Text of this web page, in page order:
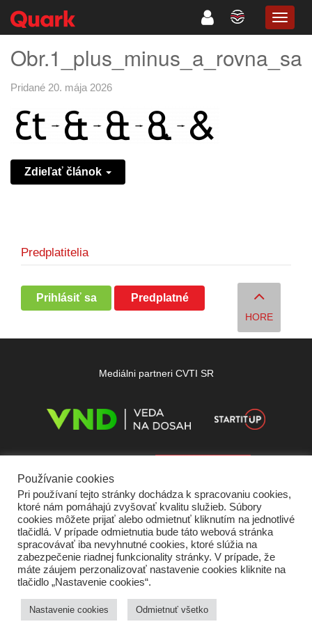
Obr.1_plus_minus_a_rovna_sa
Pridané 20. mája 2026
Zdieľať článok
Predplatitelia
Prihlásiť sa Predplatné
HORE
Mediálni partneri CVTI SR
Domov O nás Kontakt Vydavateľ
Podmienky používania
Ochrana súkromia Štatút súťaží
Partneri
RSS Sitemap
Používanie cookies
Pri používaní tejto stránky dochádza k spracovaniu cookies,
ktoré nám pomáhajú zvyšovať kvalitu služieb. Súbory
cookies môžete prijať alebo odmietnuť kliknutím na jednotlivé
tlačidlá. V prípade odmietnutia bude táto webová stránka
spracovávať iba nevyhnutné cookies, ktoré slúžia na
zabezpečenie riadnej funkcionality stránky. V prípade, že
máte záujem perzonalizovať nastavenie cookies kliknite na
tlačidlo „Nastavenie cookies“.
Nastavenie cookies Odmietnuť všetko